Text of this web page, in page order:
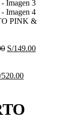
PINK &
El
era:
S/149.00El
650.00.
520.00El
S/520.00.